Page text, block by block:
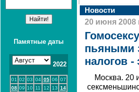
Памятные даты
2022
01 02 03 04 05 06 07
08 09 10 11 12 13 14
Новости
20 июня 2008
пьяными
налогов -
Москва. 20